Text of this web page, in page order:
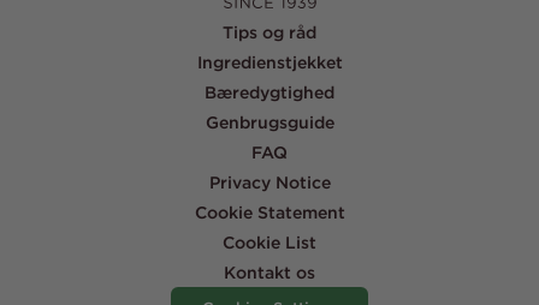
Tips og råd
Ingredienstjekket
Bæredygtighed
Genbrugsguide
FAQ
Privacy Notice
Cookie Statement
Cookie List
Kontakt os